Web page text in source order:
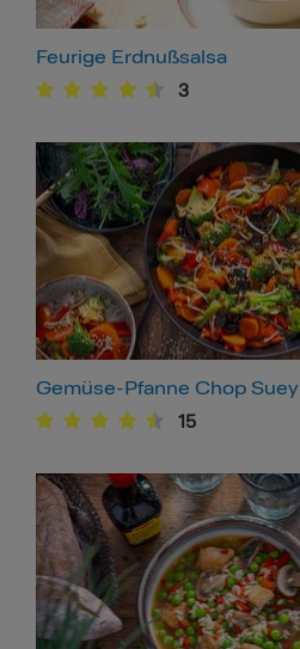
Feurige Erdnußsalsa
3
Gemüse-Pfanne Chop Suey
15